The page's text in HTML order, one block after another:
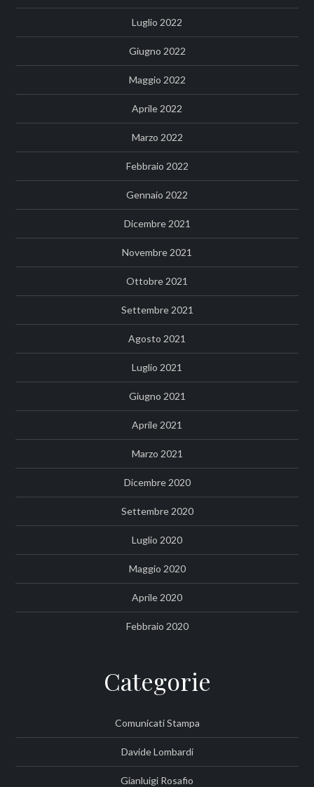
Luglio 2022
Giugno 2022
Maggio 2022
Aprile 2022
Marzo 2022
Febbraio 2022
Gennaio 2022
Dicembre 2021
Novembre 2021
Ottobre 2021
Settembre 2021
Agosto 2021
Luglio 2021
Giugno 2021
Aprile 2021
Marzo 2021
Dicembre 2020
Settembre 2020
Luglio 2020
Maggio 2020
Aprile 2020
Febbraio 2020
Categorie
Comunicati Stampa
Davide Lombardi
Gianluigi Rosafio